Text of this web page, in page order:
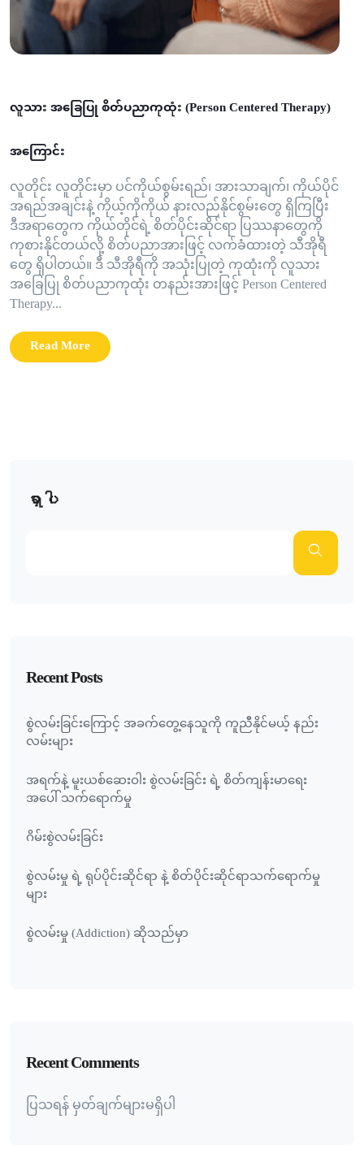
လူသား အခြေပြု စိတ်ပညာကုထုံး (Person Centered Therapy)
အကြောင်း
လူတိုင်း လူတိုင်းမှာ ပင်ကိုယ်စွမ်းရည်၊ အားသာချက်၊ ကိုယ်ပိုင်
အရည်အချင်းနဲ့ ကိုယ့်ကိုကိုယ် နားလည်နိုင်စွမ်းတွေ ရှိကြပြီး
ဒီအရာတွေက ကိုယ်တိုင်ရဲ့ စိတ်ပိုင်းဆိုင်ရာ ပြဿနာတွေကို
ကုစားနိုင်တယ်လို့ စိတ်ပညာအားဖြင့် လက်ခံထားတဲ့ သီအိုရီ
တွေ ရှိပါတယ်။ ဒီ သီအိုရီကို အသုံးပြုတဲ့ ကုထုံးကို လူသား
အခြေပြု စိတ်ပညာကုထုံး တနည်းအားဖြင့် Person Centered
Therapy...
Read More
ရှာပါ
Recent Posts
စွဲလမ်းခြင်းကြောင့် အခက်တွေ့နေသူကို ကူညီနိုင်မယ့် နည်း
လမ်းများ
အရက်နဲ့ မူးယစ်ဆေးဝါး စွဲလမ်းခြင်း ရဲ့ စိတ်ကျန်းမာရေး
အပေါ် သက်ရောက်မှု
ဂိမ်းစွဲလမ်းခြင်း
စွဲလမ်းမှု ရဲ့ ရုပ်ပိုင်းဆိုင်ရာ နဲ့ စိတ်ပိုင်းဆိုင်ရာသက်ရောက်မှု
များ
စွဲလမ်းမှု (Addiction) ဆိုသည်မှာ
Recent Comments
ပြသရန် မှတ်ချက်များမရှိပါ